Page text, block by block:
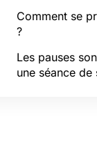
Comment se
?
Les pauses
une séance de